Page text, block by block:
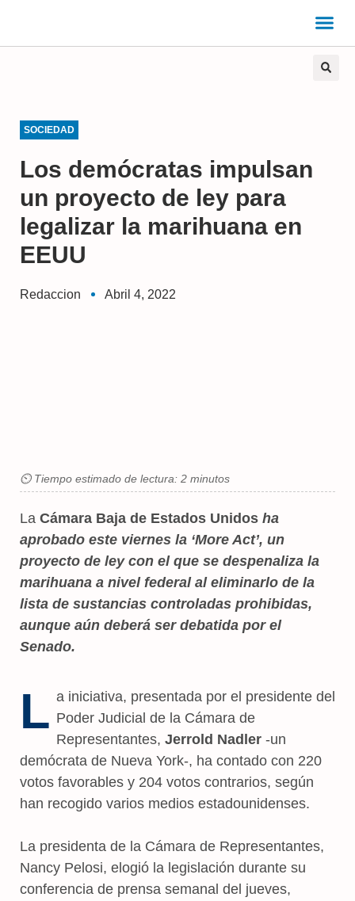
SOCIEDAD
Los demócratas impulsan
un proyecto de ley para
legalizar la marihuana en
EEUU
Redaccion Abril 4, 2022
⏲ Tiempo estimado de lectura: 2 minutos
La Cámara Baja de Estados Unidos ha
aprobado este viernes la ‘More Act’, un
proyecto de ley con el que se despenaliza la
marihuana a nivel federal al eliminarlo de la
lista de sustancias controladas prohibidas,
aunque aún deberá ser debatida por el
Senado.
L a iniciativa, presentada por el presidente del
Poder Judicial de la Cámara de
Representantes, Jerrold Nadler -un
demócrata de Nueva York-, ha contado con 220
votos favorables y 204 votos contrarios, según
han recogido varios medios estadounidenses.
La presidenta de la Cámara de Representantes,
Nancy Pelosi, elogió la legislación durante su
conferencia de prensa semanal del jueves,